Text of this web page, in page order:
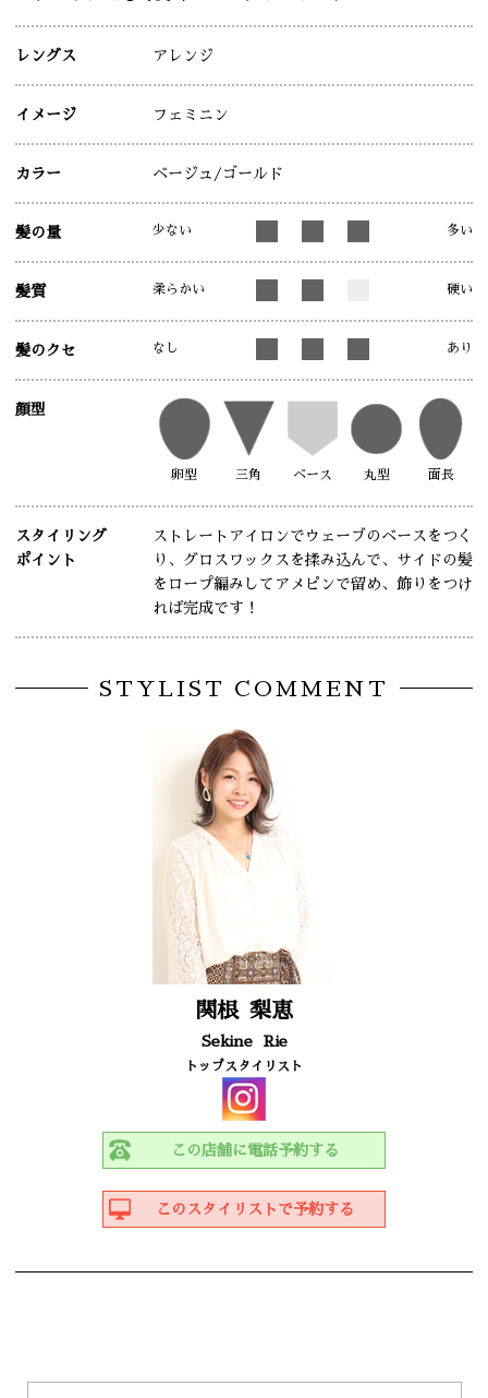
レングス アレンジ
イメージ フェミニン
カラー ベージュ /ゴールド
髪の量 少ない 多い
髪質 柔らかい 硬い
髪のクセ なし あり
顔型
卵型 三角 ベース 丸型 面長
スタイリング
ポイント
ストレートアイロンでウェーブのベースをつく
り、グロスワックスを揉み込んで、サイドの髪
をロープ編みしてアメピンで留め、飾りをつけ
れば完成です！
STYLIST COMMENT
関根 梨恵
Sekine Rie
トップスタイリスト
この店舗に電話予約する
このスタイリストで予約する